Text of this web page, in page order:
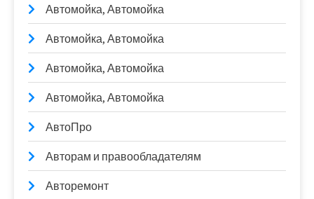
Автомойка, Автомойка
Автомойка, Автомойка
Автомойка, Автомойка
Автомойка, Автомойка
АвтоПро
Авторам и правообладателям
Авторемонт